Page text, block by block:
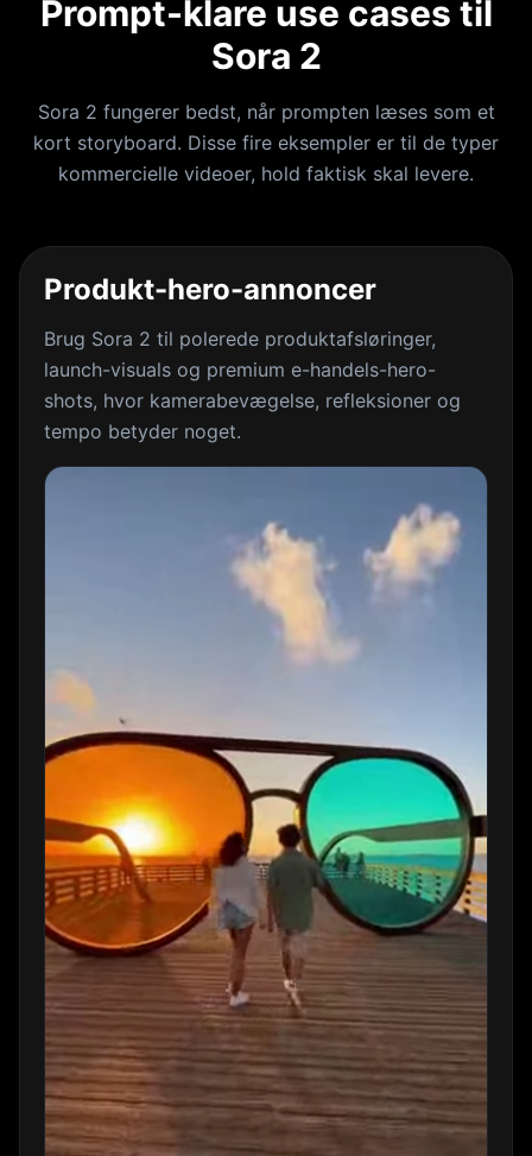
Prompt-klare use cases til
Sora 2
Sora 2 fungerer bedst, når prompten læses som et
kort storyboard. Disse fire eksempler er til de typer
kommercielle videoer, hold faktisk skal levere.
Produkt-hero-annoncer
Brug Sora 2 til polerede produktafsløringer,
launch-visuals og premium e-handels-hero-
shots, hvor kamerabevægelse, refleksioner og
tempo betyder noget.